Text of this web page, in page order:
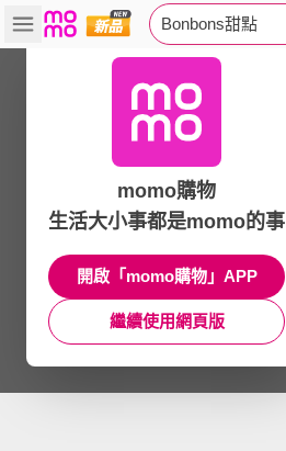
Bonbons甜點
momo購物
生活大小事都是momo的事
開啟「momo購物」APP
繼續使用網頁版